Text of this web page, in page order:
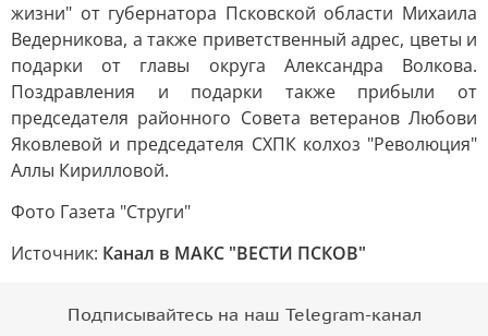
жизни" от губернатора Псковской области Михаила
Ведерникова, а также приветственный адрес, цветы и
подарки от главы округа Александра Волкова.
Поздравления и подарки также прибыли от
председателя районного Совета ветеранов Любови
Яковлевой и председателя СХПК колхоз "Революция"
Аллы Кирилловой.
Фото Газета "Струги"
Источник: Канал в МАКС "ВЕСТИ ПСКОВ"
Подписывайтесь на наш Telegram-канал